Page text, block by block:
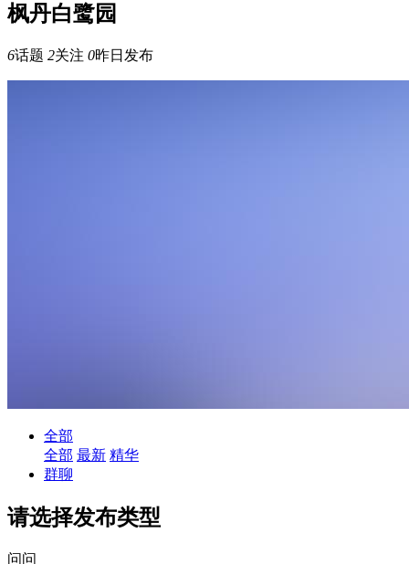
枫丹白鹭园
6话题 2关注 0昨日发布
全部
全部 最新 精华
群聊
请选择发布类型
问问